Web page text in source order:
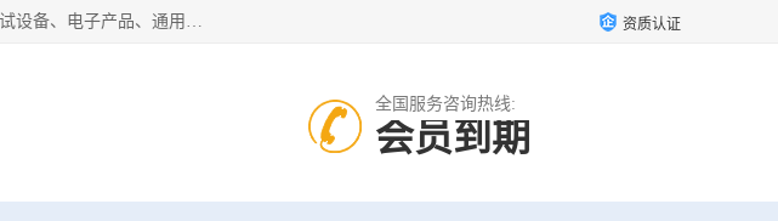
广东艾思荔检测仪器有限公司成立于2006年，注册地位于东莞市。经营范围包括产销：仪器、仪表、测试设备、电子产品、通用机械设；主要产品有： 恒温恒湿试验箱,冷热冲击试验箱,高低温试验箱,速温变化试验箱,高压加速老化试验箱,三综合试验箱,振动试验台等产品，欢迎选购。 资质认证
全国服务咨询热线:
会员到期